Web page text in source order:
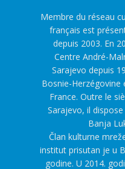
Membre du réseau
français est
depuis 2003. En
Centre André-
Sarajevo depuis
Bosnie-Herzégovine
France. Outre le
Sarajevo, il
Banja
Član kulturne
institut prisutan je u
godine. U 2014.